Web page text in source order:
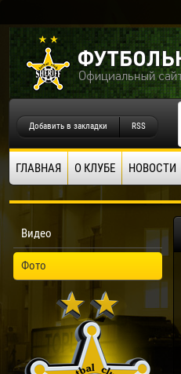
Добавить в закладки RSS
ГЛАВНАЯ О КЛУБЕ НОВОСТИ
Видео
Фото